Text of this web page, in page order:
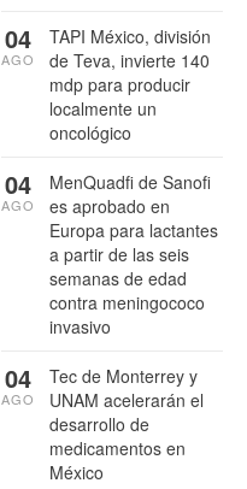
TAPI México, división
de Teva, invierte 140
mdp para producir
localmente un
oncológico
04
AGO
MenQuadfi de Sanofi
es aprobado en
Europa para lactantes
a partir de las seis
semanas de edad
contra meningococo
invasivo
04
AGO
Tec de Monterrey y
UNAM acelerarán el
desarrollo de
medicamentos en
México
04
AGO